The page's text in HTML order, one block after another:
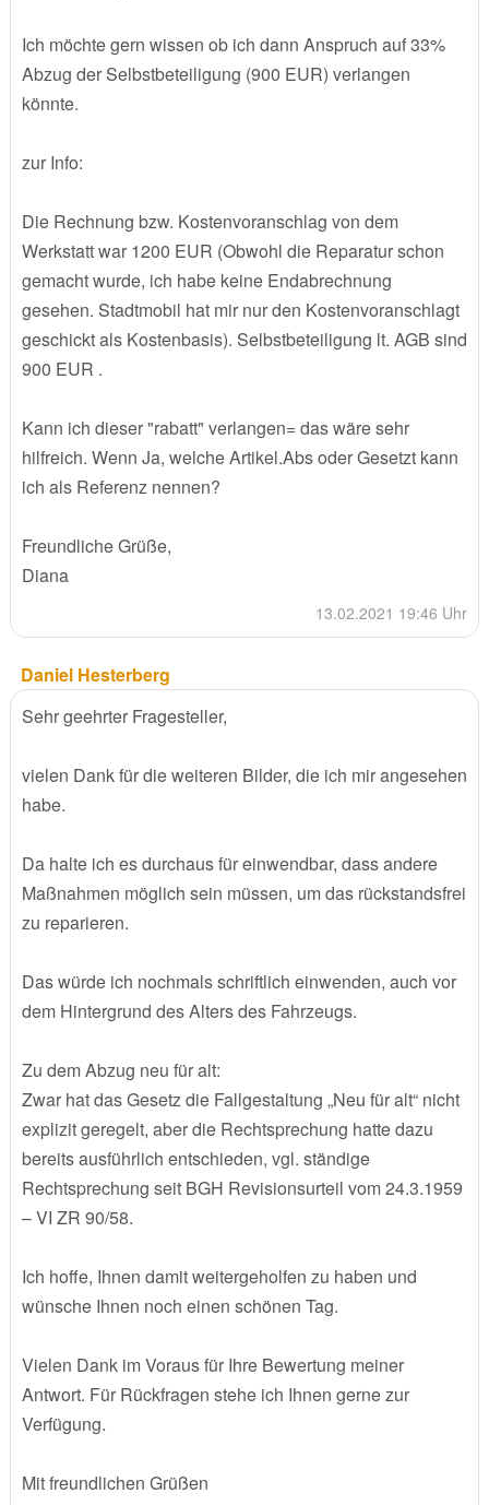
Ich möchte gern wissen ob ich dann Anspruch auf 33%
Abzug der Selbstbeteiligung (900 EUR) verlangen
könnte.
zur Info:
Die Rechnung bzw. Kostenvoranschlag von dem
Werkstatt war 1200 EUR (Obwohl die Reparatur schon
gemacht wurde, ich habe keine Endabrechnung
gesehen. Stadtmobil hat mir nur den Kostenvoranschlagt
geschickt als Kostenbasis). Selbstbeteiligung lt. AGB sind
900 EUR .
Kann ich dieser "rabatt" verlangen= das wäre sehr
hilfreich. Wenn Ja, welche Artikel.Abs oder Gesetzt kann
ich als Referenz nennen?
Freundliche Grüße,
Diana
13.02.2021 19:46 Uhr
Daniel Hesterberg
Sehr geehrter Fragesteller,
vielen Dank für die weiteren Bilder, die ich mir angesehen
habe.
Da halte ich es durchaus für einwendbar, dass andere
Maßnahmen möglich sein müssen, um das rückstandsfrei
zu reparieren.
Das würde ich nochmals schriftlich einwenden, auch vor
dem Hintergrund des Alters des Fahrzeugs.
Zu dem Abzug neu für alt:
Zwar hat das Gesetz die Fallgestaltung „Neu für alt“ nicht
explizit geregelt, aber die Rechtsprechung hatte dazu
bereits ausführlich entschieden, vgl. ständige
Rechtsprechung seit BGH Revisionsurteil vom 24.3.1959
– VI ZR 90/58.
Ich hoffe, Ihnen damit weitergeholfen zu haben und
wünsche Ihnen noch einen schönen Tag.
Vielen Dank im Voraus für Ihre Bewertung meiner
Antwort. Für Rückfragen stehe ich Ihnen gerne zur
Verfügung.
Mit freundlichen Grüßen